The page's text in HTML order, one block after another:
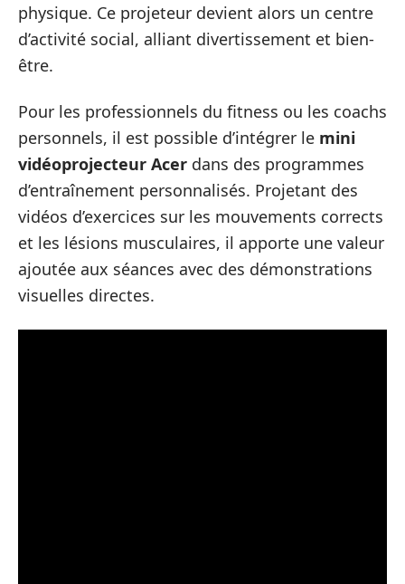
physique. Ce projeteur devient alors un centre
d’activité social, alliant divertissement et bien-
être.
Pour les professionnels du fitness ou les coachs
personnels, il est possible d’intégrer le mini
vidéoprojecteur Acer dans des programmes
d’entraînement personnalisés. Projetant des
vidéos d’exercices sur les mouvements corrects
et les lésions musculaires, il apporte une valeur
ajoutée aux séances avec des démonstrations
visuelles directes.